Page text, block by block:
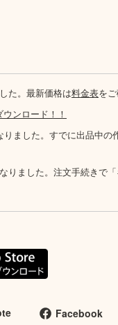
た。最新価格は料金表を
ンロード！！
ました。すでに出品中の
りました。注文手続きで
Facebook